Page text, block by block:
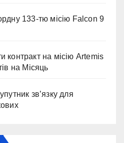
133-тю місію Falcon 9
контракт на місію Artemis
на Місяць
зв’язку для